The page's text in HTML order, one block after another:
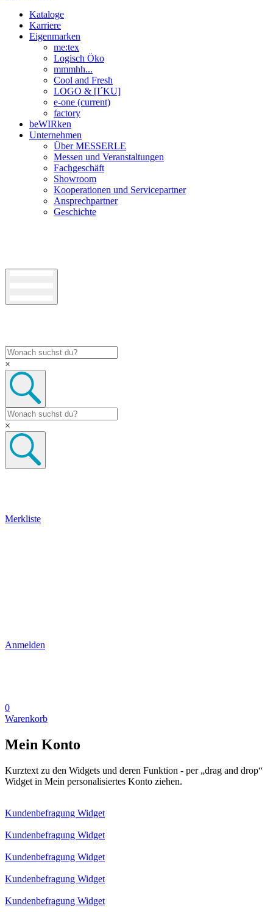
Kataloge
Karriere
Eigenmarken
me:tex
Logisch Öko
mmmhh...
Cool and Fresh
LOGO & [I´KU]
e-one (current)
factory
beWIRken
Unternehmen
Über MESSERLE
Messen und Veranstaltungen
Fachgeschäft
Showroom
Kooperationen und Servicepartner
Ansprechpartner
Geschichte
×
×
Merkliste
Anmelden
0
Warenkorb
Mein Konto
Kurztext zu den Widgets und deren Funktion - per „drag and drop“
Widget in Mein personalisiertes Konto ziehen.
Kundenbefragung Widget
Kundenbefragung Widget
Kundenbefragung Widget
Kundenbefragung Widget
Kundenbefragung Widget